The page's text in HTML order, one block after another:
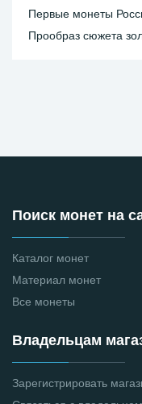
Первые монеты
Прообраз сюжета
Поиск монет на
Каталог монет
Материал монет
Все монеты
Владельцам
Зарегистрировать